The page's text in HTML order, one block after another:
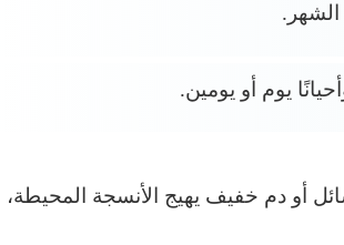
يوم أو يومين.
أو دم خفيف يهيج الأنسجة المحيطة،